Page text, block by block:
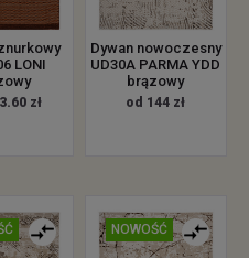
LONI
zł
Dywan nowoczesny
UD30A PARMA YDD
brązowy
od 144 zł
NOWOŚĆ